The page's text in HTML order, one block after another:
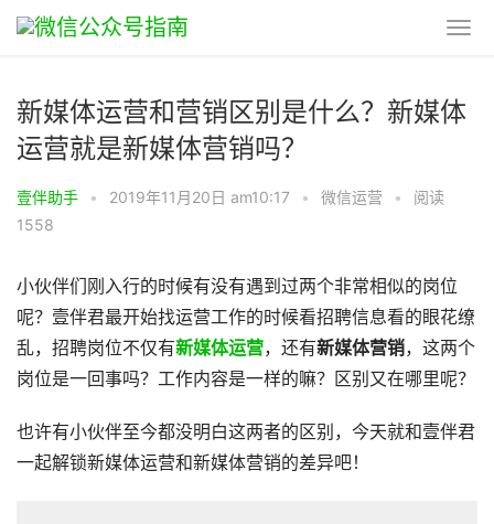
新媒体运营和营销区别是什么？新媒体
运营就是新媒体营销吗？
壹伴助手 • 2019年11月20日 am10:17 • 微信运营 •
阅读
1558
小伙伴们刚入行的时候有没有遇到过两个非常相似的岗位
呢？壹伴君最开始找运营工作的时候看招聘信息看的眼花缭
乱，招聘岗位不仅有新媒体运营，还有新媒体营销，这两个
岗位是一回事吗？工作内容是一样的嘛？区别又在哪里呢？
也许有小伙伴至今都没明白这两者的区别，今天就和壹伴君
一起解锁新媒体运营和新媒体营销的差异吧！